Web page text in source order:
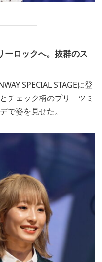
ーロックへ。抜群のス
SPECIAL STAGEに登
チェック柄のプリーツミ
で姿を見せた。